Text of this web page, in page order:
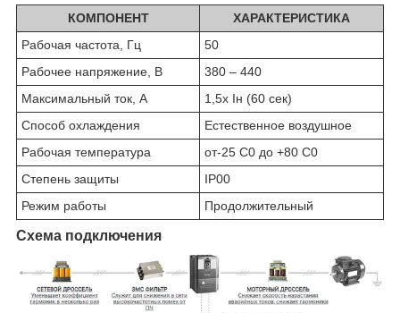
КОМПОНЕНТ
ХАРАКТЕРИСТИКА
Рабочая частота, Гц
50
Рабочее напряжение, В
380 – 440
Максимальный ток, А
1,5х Iн (60 сек)
Способ охлаждения
Естественное воздушное
Рабочая температура
от-25 С0 до +80 С0
Степень защиты
IP00
Режим работы
Продолжительный
Схема подключения